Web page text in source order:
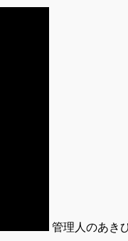
管理人のあき